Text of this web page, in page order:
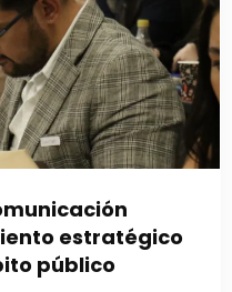
estratégico
público